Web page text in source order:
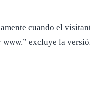
cuando el
excluye la